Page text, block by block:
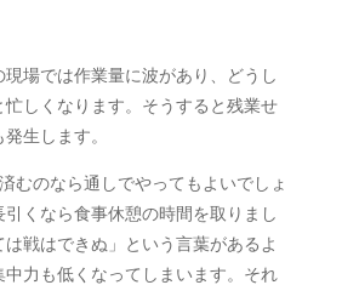
場では作業量に波があり、どうし
忙しくなります。そうすると残業せ
生します。
むのなら通しでやってもよいでしょ
引くなら食事休憩の時間を取りまし
は戦はできぬ」という言葉があるよ
中力も低くなってしまいます。それ